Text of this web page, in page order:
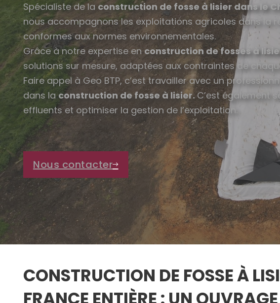
Spécialiste de la construction de fosse à lisier dans le
nous accompagnons les exploitations agricoles dans la
conformes aux normes environnementales.
Grâce à notre expertise enconstruction de fosses à
solutions sur mesure, adaptées aux contraintes de
Faire appel à Geo BTP, c’est travailler avec un
dans laconstruction de fosse à lisier.C’est également
effluents et optimiser la gestion de l’exploitation.
Nous contacter
CONSTRUCTION DE FOSSE À